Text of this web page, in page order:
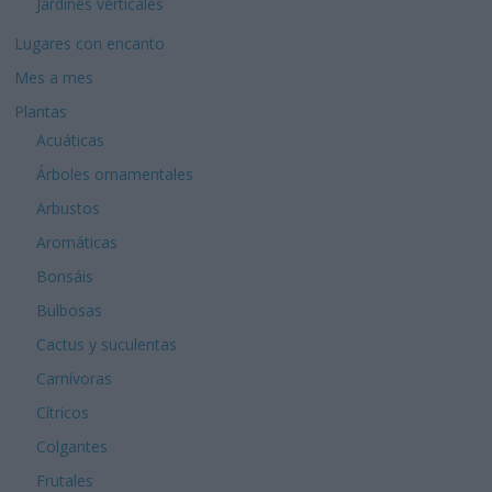
Lugares con encanto
Mes a mes
Plantas
Acuáticas
Árboles ornamentales
Arbustos
Aromáticas
Bonsáis
Bulbosas
Cactus y suculentas
Carnívoras
Cítricos
Colgantes
Frutales